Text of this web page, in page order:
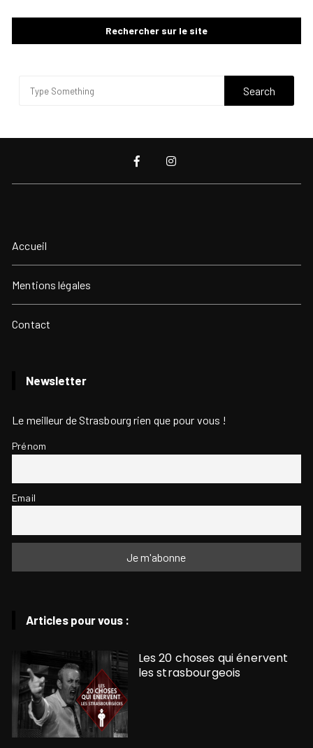
Rechercher sur le site
Accueil
Mentions légales
Contact
Newsletter
Le meilleur de Strasbourg rien que pour vous !
Prénom
Email
Articles pour vous :
Les 20 choses qui énervent
les strasbourgeois